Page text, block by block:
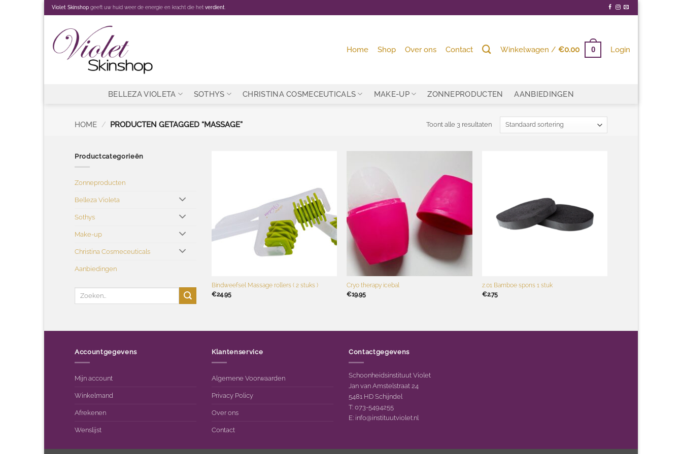
naar
Violet Skinshop geeft uw huid weer de energie en kracht die het verdient
Home Shop Over ons Contact Winkelwagen /€0.00 0 Login
BELLEZA VIOLETA SOTHYS CHRISTINA COSMECEUTICALS MAKE-UP ZONNEPRODUCTEN AANBIEDINGEN
HOME / PRODUCTEN GETAGGED “MASSAGE” Toont alle 3 resultaten
Productcategorieën
Zonneproducten
Belleza Violeta
Sothys
Make-up
Christina Cosmeceuticals
Aanbiedingen
Zoeken
Bindweefsel Massage rollers ( 2 stuks )
€24.95
Toevoegen
Cryo therapy icebal
€19.95
z.01 Bamboe spons 1 stuk
€2.75
Accountgegevens
Mijn account
Winkelmand
Afrekenen
Wenslijst
Klantenservice
Algemene Voorwaarden
Privacy Policy
Over ons
Contact
Contactgegevens
Schoonheidsinstituut Violet
Jan van Amstelstraat 24
5481 HD Schijndel
T: 073-5494255
E: info@instituutviolet.nl